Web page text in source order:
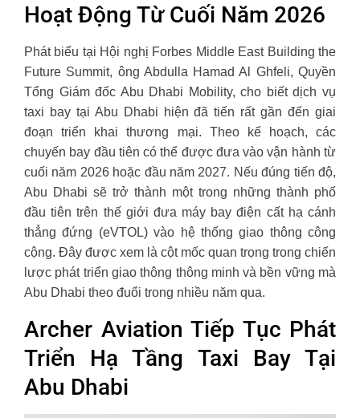
Hoạt Động Từ Cuối Năm 2026
Phát biểu tại Hội nghị Forbes Middle East Building the
Future Summit, ông Abdulla Hamad Al Ghfeli, Quyền
Tổng Giám đốc Abu Dhabi Mobility, cho biết dịch vụ
taxi bay tại Abu Dhabi hiện đã tiến rất gần đến giai
đoạn triển khai thương mại. Theo kế hoạch, các
chuyến bay đầu tiên có thể được đưa vào vận hành từ
cuối năm 2026 hoặc đầu năm 2027. Nếu đúng tiến độ,
Abu Dhabi sẽ trở thành một trong những thành phố
đầu tiên trên thế giới đưa máy bay điện cất hạ cánh
thẳng đứng (eVTOL) vào hệ thống giao thông công
cộng. Đây được xem là cột mốc quan trọng trong chiến
lược phát triển giao thông thông minh và bền vững mà
Abu Dhabi theo đuổi trong nhiều năm qua.
Archer Aviation Tiếp Tục Phát
Triển Hạ Tầng Taxi Bay Tại
Abu Dhabi